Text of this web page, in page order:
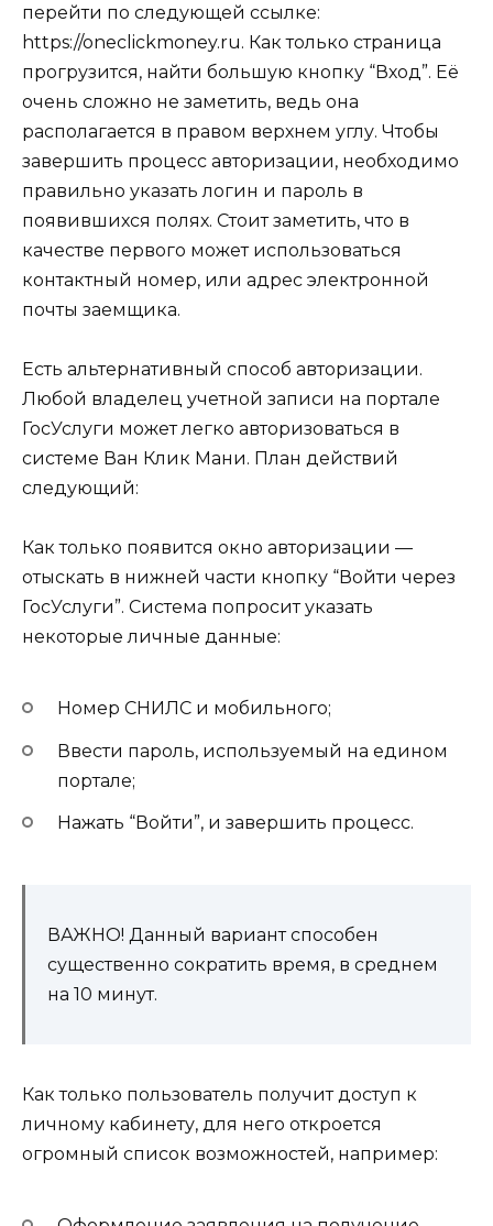
перейти по следующей ссылке:
https://oneclickmoney.ru. Как только страница
прогрузится, найти большую кнопку “Вход”. Её
очень сложно не заметить, ведь она
располагается в правом верхнем углу. Чтобы
завершить процесс авторизации, необходимо
правильно указать логин и пароль в
появившихся полях. Стоит заметить, что в
качестве первого может использоваться
контактный номер, или адрес электронной
почты заемщика.
Есть альтернативный способ авторизации.
Любой владелец учетной записи на портале
ГосУслуги может легко авторизоваться в
системе Ван Клик Мани. План действий
следующий:
Как только появится окно авторизации —
отыскать в нижней части кнопку “Войти через
ГосУслуги”. Система попросит указать
некоторые личные данные:
Номер СНИЛС и мобильного;
Ввести пароль, используемый на едином
портале;
Нажать “Войти”, и завершить процесс.
ВАЖНО! Данный вариант способен
существенно сократить время, в среднем
на 10 минут.
Как только пользователь получит доступ к
личному кабинету, для него откроется
огромный список возможностей, например: